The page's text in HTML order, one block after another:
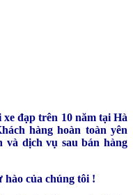
đạp trên 10 năm tại Hà
hàng hoàn toàn yên
và dịch vụ sau bán hàng
hào của chúng tôi !